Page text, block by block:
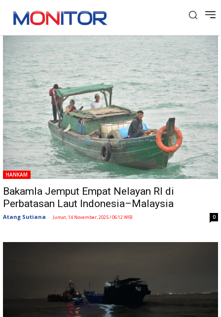
Tag: Kapal nelayan
HANKAM
Bakamla Jemput Empat Nelayan RI di
Perbatasan Laut Indonesia–Malaysia
Atang Sutiana - Jumat, 14 November, 2025 / 06:12 WIB 0